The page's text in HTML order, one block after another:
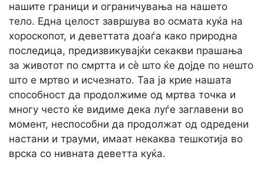
нашите граници и ограничувања на нашето
тело. Една целост завршува во осмата куќа на
хороскопот, и деветтата доаѓа како природна
последица, предизвикувајќи секакви прашања
за животот по смртта и сè што ќе дојде по нешто
што е мртво и исчезнато. Таа ја крие нашата
способност да продолжиме од мртва точка и
многу често ќе видиме дека луѓе заглавени во
момент, неспособни да продолжат од одредени
настани и трауми, имаат некаква тешкотија во
врска со нивната деветта куќа.